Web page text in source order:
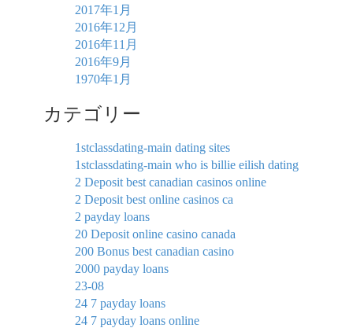
2017年1月
2016年12月
2016年11月
2016年9月
1970年1月
カテゴリー
1stclassdating-main dating sites
1stclassdating-main who is billie eilish dating
2 Deposit best canadian casinos online
2 Deposit best online casinos ca
2 payday loans
20 Deposit online casino canada
200 Bonus best canadian casino
2000 payday loans
23-08
24 7 payday loans
24 7 payday loans online